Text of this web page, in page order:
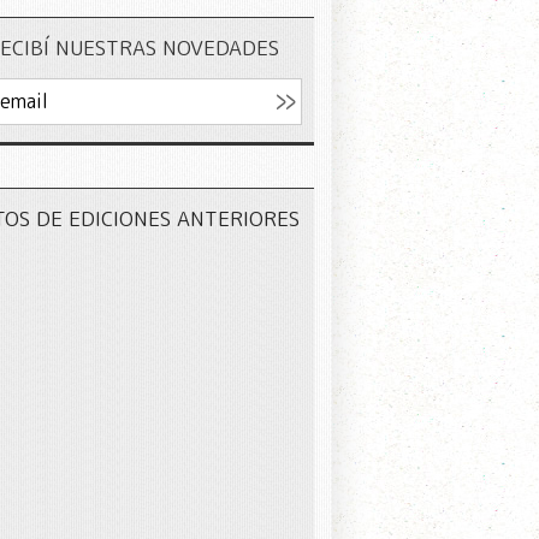
NUESTRAS NOVEDADES
DE EDICIONES ANTERIORES